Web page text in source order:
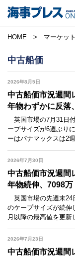
HOME マーケット
中古船価
2026年8月5日
中古船価市況週間
年物わずかに反落
英国市場の7月31日
ープサイズが6週ぶり
ーはパナマックスは2
2026年7月30日
中古船価市況週間
年物続伸、7098万
英国市場の先週末24
のケープサイズが続伸
月以降の最高値を更新
2026年7月23日
中古船価市況週間